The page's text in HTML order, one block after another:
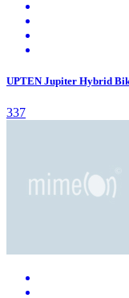
UPTEN Jupiter Hybrid
337